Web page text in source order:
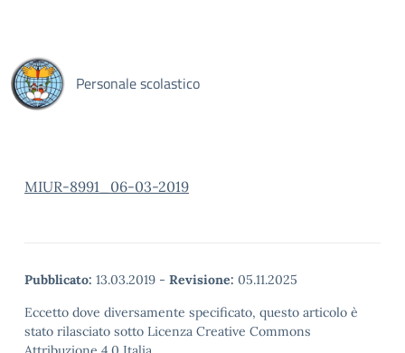
Personale scolastico
MIUR-8991_06-03-2019
Pubblicato: 13.03.2019 - Revisione: 05.11.2025
Eccetto dove diversamente specificato, questo articolo è
stato rilasciato sotto Licenza Creative Commons